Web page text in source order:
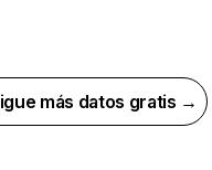
más datos gratis →